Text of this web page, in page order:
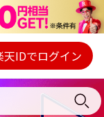
プレイヤー
内容の確認・変更
天IDでログイン